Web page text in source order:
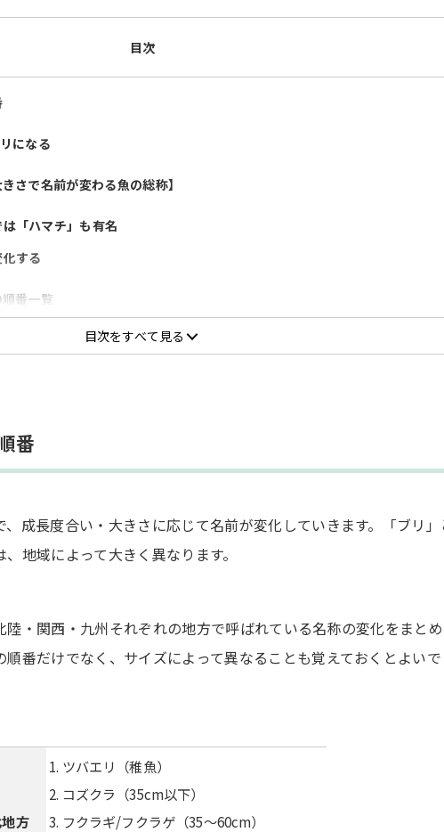
目次
になる
さで名前が変わる魚の総称】
「ハマチ」も有名
する
番一覧
」とブリは別の魚目次をすべて見る
番
成長度合い・大きさに応じて名前が変化していきます。「ブリ」
地域によって大きく異なります。
・関西・九州それぞれの地方で呼ばれている名称の変化をまと
番だけでなく、サイズによって異なることも覚えておくとよいで
方
ツバエリ（稚魚）
コズクラ（35cm以下）
フクラギ/フクラゲ（35～60cm）